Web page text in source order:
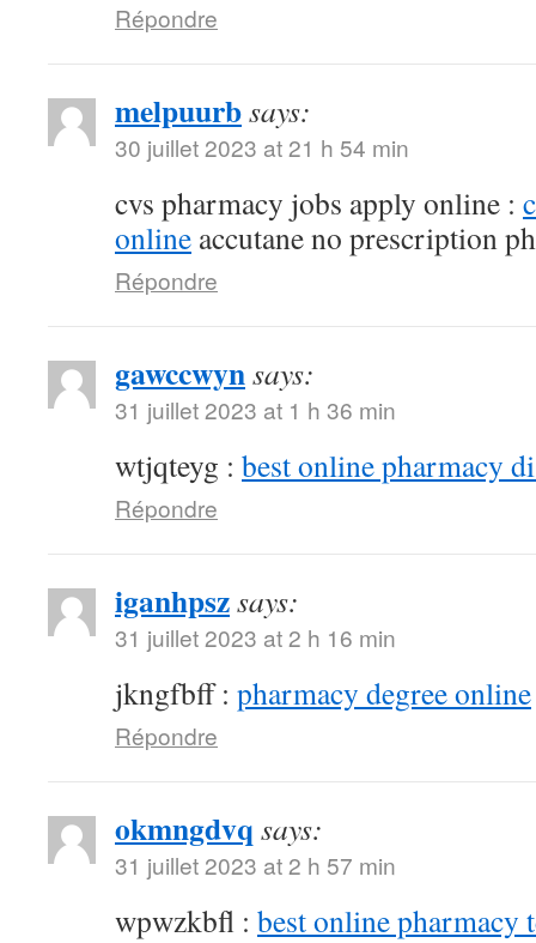
Répondre
melpuurbsays:
30 juillet 2023 at 21 h 54 min
cvs pharmacy jobs apply online :
online accutane no prescription
Répondre
gawccwynsays:
31 juillet 2023 at 1 h 36 min
wtjqteyg : best online pharmacy
Répondre
iganhpszsays:
31 juillet 2023 at 2 h 16 min
jkngfbff : pharmacy degree online
Répondre
okmngdvq says:
31 juillet 2023 at 2 h 57 min
wpwzkbfl : best online pharmacy